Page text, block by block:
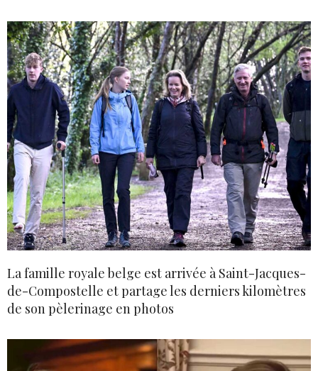
La famille royale belge est arrivée à Saint-Jacques-
de-Compostelle et partage les derniers kilomètres
de son pèlerinage en photos